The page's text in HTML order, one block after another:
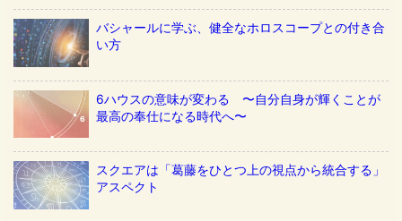
バシャールに学ぶ、健全なホロスコープとの付き合
い方
6ハウスの意味が変わる 〜自分自身が輝くことが
最高の奉仕になる時代へ〜
スクエアは「葛藤をひとつ上の視点から統合する」
アスペクト